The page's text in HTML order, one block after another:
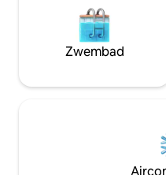
Zwembad